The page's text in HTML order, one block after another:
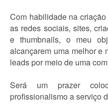
Com habilidade na
as redes sociais, sites,
e thumbnails, o meu
alcançarem uma melhor e
leads por meio de uma
Será um prazer
profissionalismo a serviço